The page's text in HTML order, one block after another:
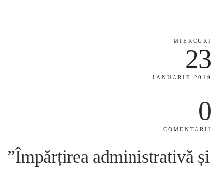
MIERCURI
23
IANUARIE 2019
0
COMENTARII
”Împărțirea administrativă și